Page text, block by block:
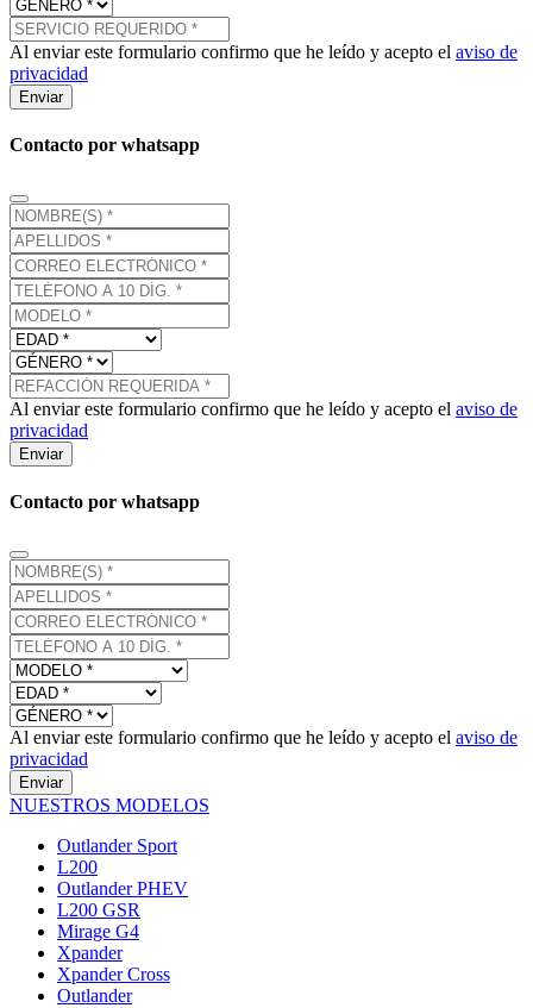
Al enviar este formulario confirmo que he leído y acepto el aviso de
privacidad
Enviar
Contacto por whatsapp
Al enviar este formulario confirmo que he leído y acepto el aviso de
privacidad
Enviar
Contacto por whatsapp
Al enviar este formulario confirmo que he leído y acepto el aviso de
privacidad
Enviar
NUESTROS MODELOS
Outlander Sport
L200
Outlander PHEV
L200 GSR
Mirage G4
Xpander
Xpander Cross
Outlander